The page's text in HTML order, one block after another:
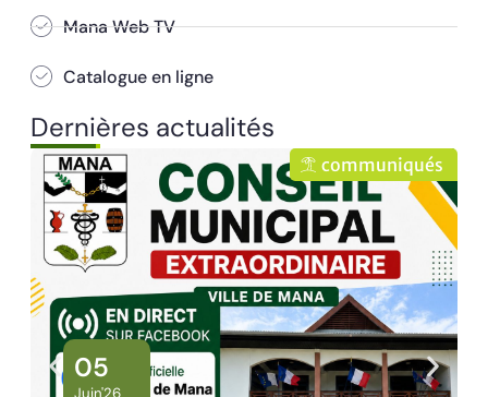
Mana Web TV
Catalogue en ligne
Dernières actualités
communiqués
02
Juin'26